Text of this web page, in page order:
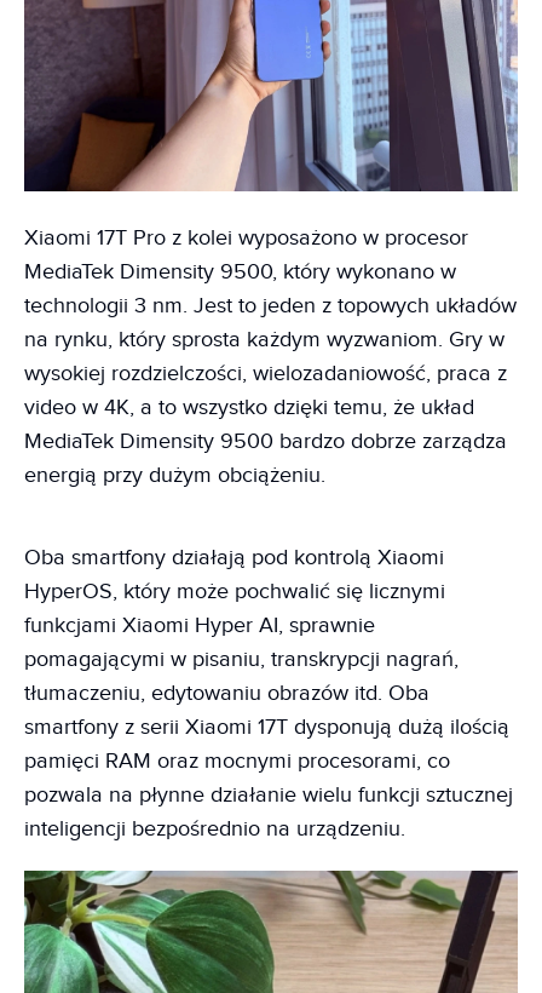
Xiaomi 17T Pro z kolei wyposażono w procesor
MediaTek Dimensity 9500, który wykonano w
technologii 3 nm. Jest to jeden z topowych układów
na rynku, który sprosta każdym wyzwaniom. Gry w
wysokiej rozdzielczości, wielozadaniowość, praca z
video w 4K, a to wszystko dzięki temu, że układ
MediaTek Dimensity 9500 bardzo dobrze zarządza
energią przy dużym obciążeniu.
Oba smartfony działają pod kontrolą Xiaomi
HyperOS, który może pochwalić się licznymi
funkcjami Xiaomi Hyper AI, sprawnie
pomagającymi w pisaniu, transkrypcji nagrań,
tłumaczeniu, edytowaniu obrazów itd. Oba
smartfony z serii Xiaomi 17T dysponują dużą ilością
pamięci RAM oraz mocnymi procesorami, co
pozwala na płynne działanie wielu funkcji sztucznej
inteligencji bezpośrednio na urządzeniu.